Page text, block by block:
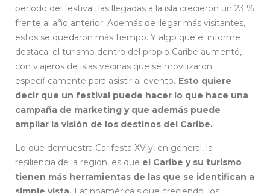
período del festival, las llegadas a la isla crecieron un 23 %
frente al año anterior. Además de llegar más visitantes,
estos se quedaron más tiempo. Y algo que el informe
destaca: el turismo dentro del propio Caribe aumentó,
con viajeros de islas vecinas que se movilizaron
específicamente para asistir al evento. Esto quiere
decir que un festival puede hacer lo que hace una
campaña de marketing y que además puede
ampliar la visión de los destinos del Caribe.
Lo que demuestra Carifesta XV y, en general, la
resiliencia de la región, es que el Caribe y su turismo
tienen más herramientas de las que se identifican a